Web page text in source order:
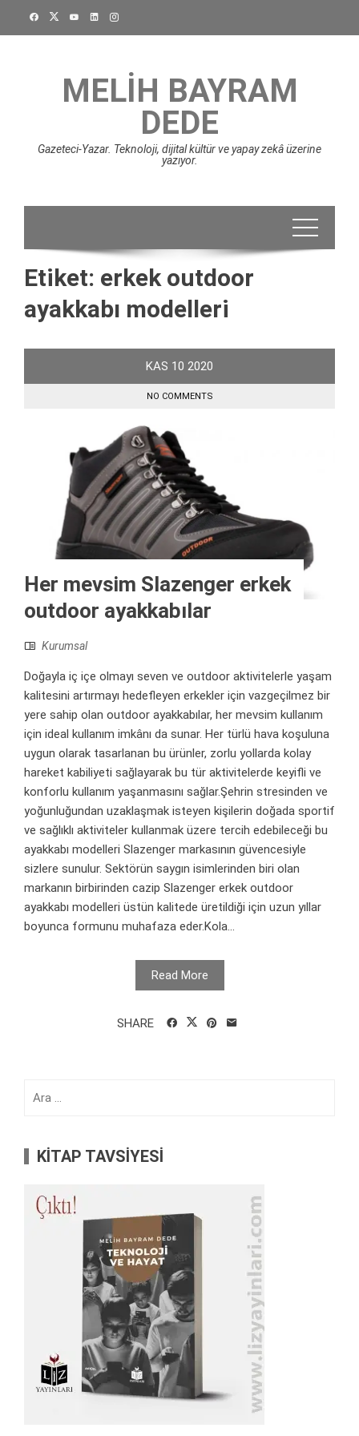
MELIH BAYRAM
DEDE
Gazeteci-Yazar. Teknoloji, dijital kültür ve yapay zekâ üzerine
yazıyor.
Etiket: erkek outdoor
ayakkabı modelleri
KAS 10 2020
NO COMMENTS
Her mevsim Slazenger erkek
outdoor ayakkabılar
Kurumsal
Doğayla iç içe olmayı seven ve outdoor aktivitelerle yaşam
kalitesini artırmayı hedefleyen erkekler için vazgeçilmez bir
yere sahip olan outdoor ayakkabılar, her mevsim kullanım
için ideal kullanım imkânı da sunar. Her türlü hava koşuluna
uygun olarak tasarlanan bu ürünler, zorlu yollarda kolay
hareket kabiliyeti sağlayarak bu tür aktivitelerde keyifli ve
konforlu kullanım yaşanmasını sağlar.Şehrin stresinden ve
yoğunluğundan uzaklaşmak isteyen kişilerin doğada sportif
ve sağlıklı aktiviteler kullanmak üzere tercih edebileceği bu
ayakkabı modelleri Slazenger markasının güvencesiyle
sizlere sunulur. Sektörün saygın isimlerinden biri olan
markanın birbirinden cazip Slazenger erkek outdoor
ayakkabı modelleri üstün kalitede üretildiği için uzun yıllar
boyunca formunu muhafaza eder.Kola...
Read More
SHARE
KİTAP TAVSİYESİ